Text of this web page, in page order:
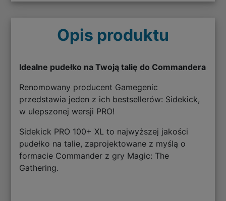
Opis produktu
Idealne pudełko na Twoją talię do Commandera
Renomowany producent Gamegenic
przedstawia jeden z ich bestsellerów: Sidekick,
w ulepszonej wersji PRO!
Sidekick PRO 100+ XL to najwyższej jakości
pudełko na talie, zaprojektowane z myślą o
formacie Commander z gry Magic: The
Gathering.